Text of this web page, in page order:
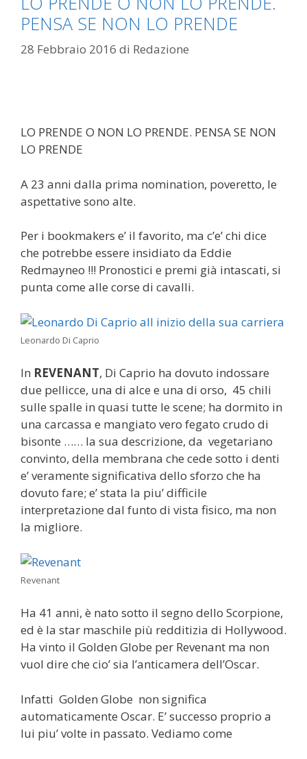
PENSA SE NON LO PRENDE
28 Febbraio 2016 di Redazione
LO PRENDE O NON LO PRENDE. PENSA SE NON
LO PRENDE
A 23 anni dalla prima nomination, poveretto, le
aspettative sono alte.
Per i bookmakers e’ il favorito, ma c’e’ chi dice
che potrebbe essere insidiato da Eddie
Redmayneo !!! Pronostici e premi già intascati, si
punta come alle corse di cavalli.
Leonardo Di Caprio
In REVENANT, Di Caprio ha dovuto indossare
due pellicce, una di alce e una di orso, 45 chili
sulle spalle in quasi tutte le scene; ha dormito in
una carcassa e mangiato vero fegato crudo di
bisonte …… la sua descrizione, da vegetariano
convinto, della membrana che cede sotto i denti
e’ veramente significativa dello sforzo che ha
dovuto fare; e’ stata la piu’ difficile
interpretazione dal funto di vista fisico, ma non
la migliore.
Revenant
Ha 41 anni, è nato sotto il segno dello Scorpione,
ed è la star maschile più redditizia di Hollywood.
Ha vinto il Golden Globe per Revenant ma non
vuol dire che cio’ sia l’anticamera dell’Oscar.
Infatti Golden Globe non significa
automaticamente Oscar. E’ successo proprio a
lui piu’ volte in passato. Vediamo come